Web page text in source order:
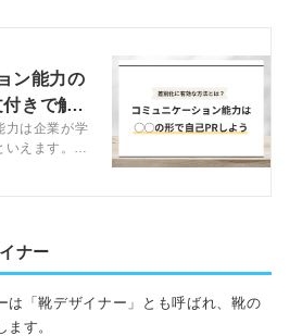
ン能力の
きで解
力は企業が学
いえます。本
ケーション
ナー
は「靴デザイナー」とも呼ばれ、靴の
す。